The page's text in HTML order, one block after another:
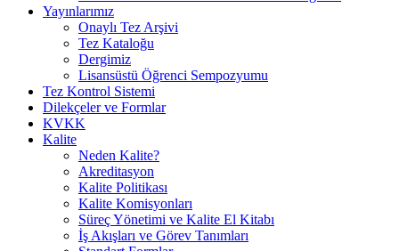
Yayınlarımız
Onaylı Tez Arşivi
Tez Kataloğu
Dergimiz
Lisansüstü Öğrenci Sempozyumu
Tez Kontrol Sistemi
Dilekçeler ve Formlar
KVKK
Kalite
Neden Kalite?
Akreditasyon
Kalite Politikası
Kalite Komisyonları
Süreç Yönetimi ve Kalite El Kitabı
İş Akışları ve Görev Tanımları